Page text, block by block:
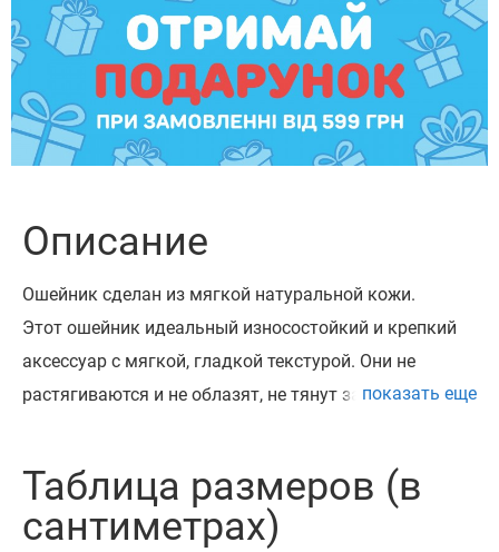
Описание
Ошейник сделан из мягкой натуральной кожи.
Этот ошейник идеальный износостойкий и крепкий
аксессуар с мягкой, гладкой текстурой. Они не
растягиваются и не облазят, не тянут за шерсть и не
длительной службы ошейника. Его можно
использовать как дома, так и на улице во время
показать еще
Таблица размеров (в
сантиметрах)